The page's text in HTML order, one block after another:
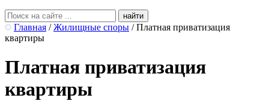
Главная / Жилищные споры / Платная приватизация
квартиры
Платная приватизация
квартиры